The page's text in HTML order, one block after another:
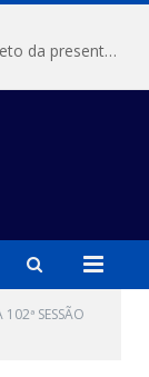
DISPENSA DE LICITAÇÃO Nº 03/2026 (O objeto da presente dispensa é a escolha da proposta mais vantajosa para a aquisição, de aparelhos de ar condicionado, tipo Split, com material de instalação e fogão industrial, conforme condições, quantidades e exigências estabelecidas no termo de referencia e neste aviso de contratação direta e seus anexos)
SESSÃO